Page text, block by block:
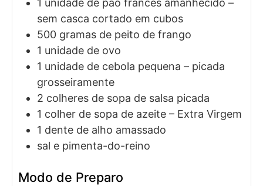
1 unidade de pão francês amanhecido –
sem casca cortado em cubos
500 gramas de peito de frango
1 unidade de ovo
1 unidade de cebola pequena – picada
grosseiramente
2 colheres de sopa de salsa picada
1 colher de sopa de azeite – Extra Virgem
1 dente de alho amassado
sal e pimenta-do-reino
Modo de Preparo